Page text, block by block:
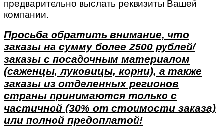
предварительно выслать реквизиты Вашей
компании.
Просьба обратить внимание, что
заказы на сумму более 2500 рублей/
заказы с посадочным материалом
(саженцы, луковицы, корни), а также
заказы из отделенных регионов
страны принимаются только с
частичной (30% от стоимости заказа)
или полной предоплатой!